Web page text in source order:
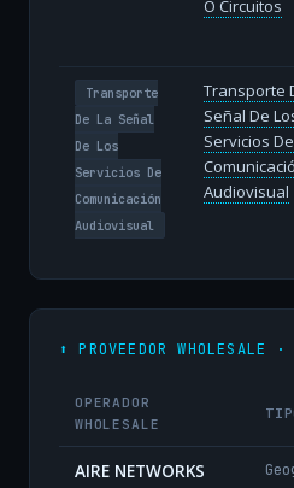
O Circuitos
Transporte
De La Señal
De Los
Servicios De
Comunicación
Audiovisual
Transporte
Señal De
Servicios De
Audiovisual
⬆️ PROVEEDOR WHOLESALE
OPERADOR
WHOLESALE
AIRE NETWORKS